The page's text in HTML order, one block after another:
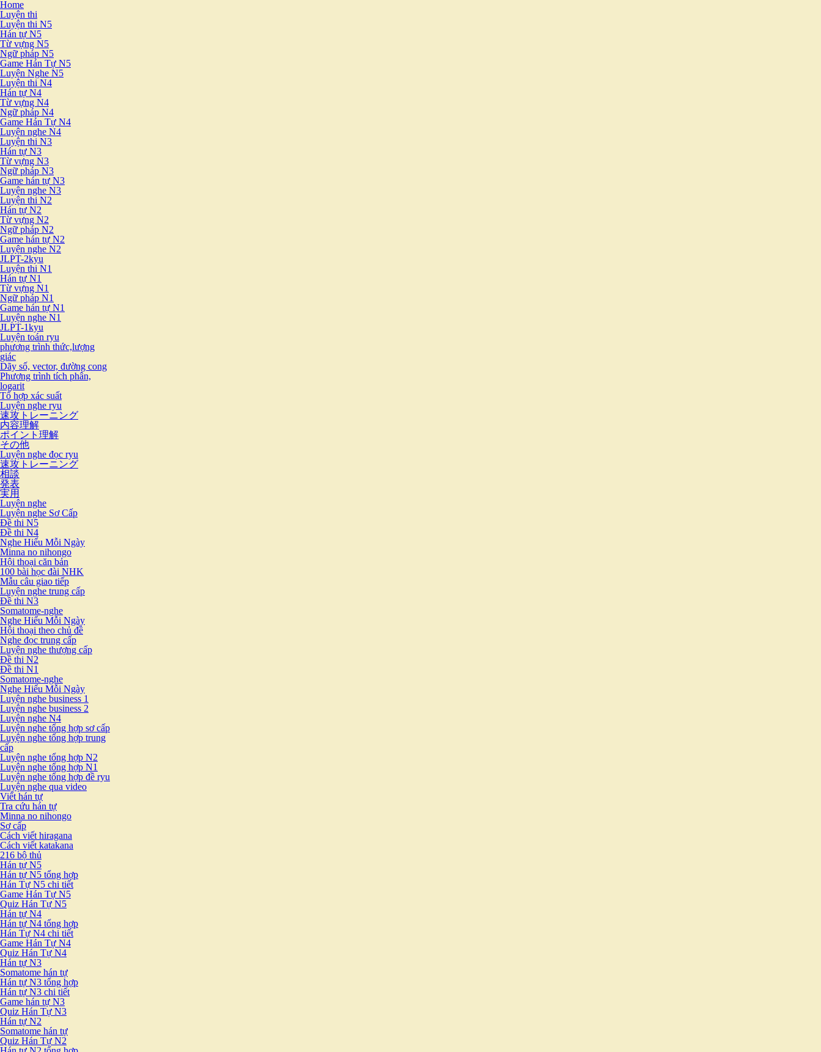
Home
Luyện thi
Luyện thi N5
Hán tự N5
Từ vựng N5
Ngữ pháp N5
Game Hán Tự N5
Luyện Nghe N5
Luyện thi N4
Hán tự N4
Từ vựng N4
Ngữ pháp N4
Game Hán Tự N4
Luyện nghe N4
Luyện thi N3
Hán tự N3
Từ vựng N3
Ngữ pháp N3
Game hán tự N3
Luyện nghe N3
Luyện thi N2
Hán tự N2
Từ vựng N2
Ngữ pháp N2
Game hán tự N2
Luyện nghe N2
JLPT-2kyu
Luyện thi N1
Hán tự N1
Từ vựng N1
Ngữ pháp N1
Game hán tự N1
Luyện nghe N1
JLPT-1kyu
Luyện toán ryu
phương trình thức,lượng
giác
Dãy số, vector, đường cong
Phương trình tích phân,
logarit
Tổ hợp xác suất
Luyện nghe ryu
速攻トレーニング
内容理解
ポイント理解
その他
Luyện nghe đọc ryu
速攻トレーニング
相談
発表
実用
Luyện nghe
Luyện nghe Sơ Cấp
Đề thi N5
Đề thi N4
Nghe Hiểu Mỗi Ngày
Minna no nihongo
Hội thoại căn bản
100 bài học đài NHK
Mẫu câu giao tiếp
Luyện nghe trung cấp
Đề thi N3
Somatome-nghe
Nghe Hiểu Mỗi Ngày
Hội thoại theo chủ đề
Nghe đọc trung cấp
Luyện nghe thượng cấp
Đề thi N2
Đề thi N1
Somatome-nghe
Nghe Hiểu Mỗi Ngày
Luyện nghe business 1
Luyện nghe business 2
Luyện nghe N4
Luyện nghe tổng hợp sơ cấp
Luyện nghe tổng hợp trung
cấp
Luyện nghe tổng hợp N2
Luyện nghe tổng hợp N1
Luyện nghe tổng hợp đề ryu
Luyện nghe qua video
Viết hán tự
Tra cứu hán tự
Minna no nihongo
Sơ cấp
Cách viết hiragana
Cách viết katakana
216 bộ thủ
Hán tự N5
Hán tự N5 tổng hợp
Hán Tự N5 chi tiết
Game Hán Tự N5
Quiz Hán Tự N5
Hán tự N4
Hán tự N4 tổng hợp
Hán Tự N4 chi tiết
Game Hán Tự N4
Quiz Hán Tự N4
Hán tự N3
Somatome hán tự
Hán tự N3 tổng hợp
Hán tự N3 chi tiết
Game hán tự N3
Quiz Hán Tự N3
Hán tự N2
Somatome hán tự
Quiz Hán Tự N2